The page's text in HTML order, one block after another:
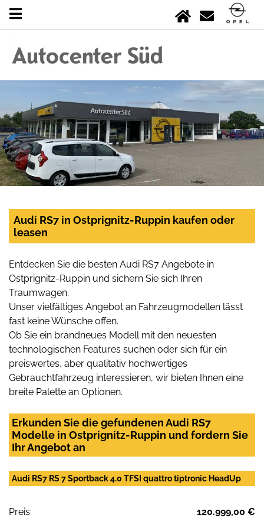
Audi RS7 in Ostprignitz-Ruppin kaufen oder
leasen
Entdecken Sie die besten Audi RS7 Angebote in
Ostprignitz-Ruppin und sichern Sie sich Ihren
Traumwagen.
Unser vielfältiges Angebot an Fahrzeugmodellen lässt
fast keine Wünsche offen.
Ob Sie ein brandneues Modell mit den neuesten
technologischen Features suchen oder sich für ein
preiswertes, aber qualitativ hochwertiges
Gebrauchtfahrzeug interessieren, wir bieten Ihnen eine
breite Palette an Optionen.
Erkunden Sie die gefundenen Audi RS7
Modelle in Ostprignitz-Ruppin und fordern Sie
Ihr Angebot an
Audi RS7 RS 7 Sportback 4.0 TFSI quattro tiptronic HeadUp
Preis:
120.999,00 €